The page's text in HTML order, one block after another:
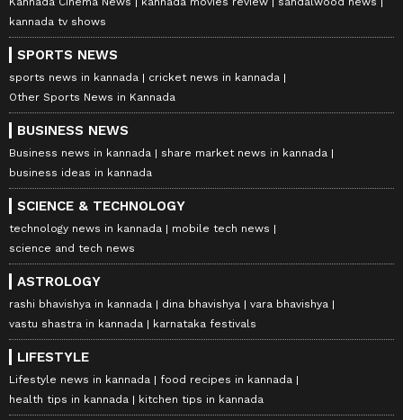
kannada tv shows
SPORTS NEWS
sports news in kannada
cricket news in kannada
Other Sports News in Kannada
BUSINESS NEWS
Business news in kannada
share market news in kannada
business ideas in kannada
SCIENCE & TECHNOLOGY
technology news in kannada
mobile tech news
science and tech news
ASTROLOGY
rashi bhavishya in kannada dina bhavishya
vara bhavishya
vastu shastra in kannada
karnataka festivals
LIFESTYLE
Lifestyle news in kannada
food recipes in kannada
health tips in kannada
kitchen tips in kannada